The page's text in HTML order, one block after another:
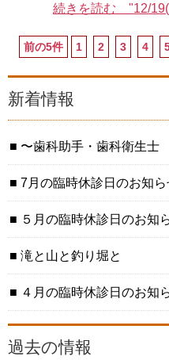
続きを読む "12/19(
前の5件 1 2 3 4
新着情報
〜歯科助手・歯科衛生
7月の臨時休診日のお知ら
５月の臨時休診日のお知
滝と山と釣り堀と
４月の臨時休診日のお知
過去の情報